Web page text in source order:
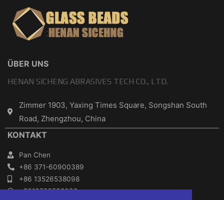
ÜBER UNS
HENAN SICHENG ABRASIVES TECH CO., LTD.
Zimmer 1903, Yaxing Times Square, Songshan South
Road, Zhengzhou, China
KONTAKT
Pan Chen
+86 371-60900389
+86 13526538098
+8613526538098